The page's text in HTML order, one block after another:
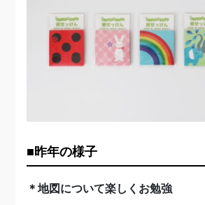
■昨年の様子
＊地図について楽しくお勉強